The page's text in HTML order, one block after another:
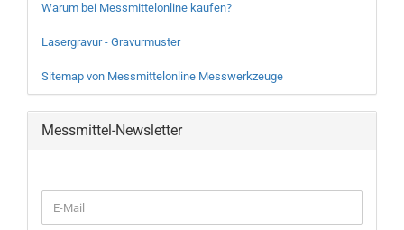
Warum bei Messmittelonline kaufen?
Lasergravur - Gravurmuster
Sitemap von Messmittelonline Messwerkzeuge
Messmittel-Newsletter
ZUR
E-
Mail